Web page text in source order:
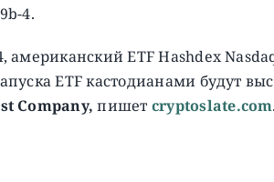
4.
американский ETF Hashdex
ETF кастодианами будут
Company,пишет cryptoslate.com.